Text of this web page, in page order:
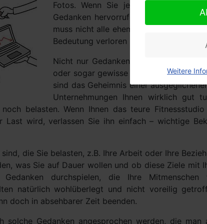
Fotos. Wenn Sie jedoch
Gedanken hervorrufen, scheuen Sie
muss nicht alle ehemals
Bedeutung verloren haben und nur noch
Nicht nur Gedanken müssen
oder sogar gewisse „Freunde“, die das
sind das Geheimnis einer
Unternehmungen Ihnen wirklich gut
belasten. Wenn Ihnen das teure
Last wird, verlassen Sie ihn einfach – wichtige
die Sie belasten, z.B. Ihre Arbeit oder Ihre
was Sie auf Dauer wollen und ob diese Ziele mit
durchspielen, die Ihre
natürlich wohlüberlegt und nicht voreilig
doch in absehbarer Zeit beenden.
solche Gedanken angesprochen werden, die man
Weitere